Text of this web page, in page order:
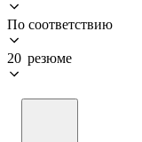
По соответствию
20 резюме